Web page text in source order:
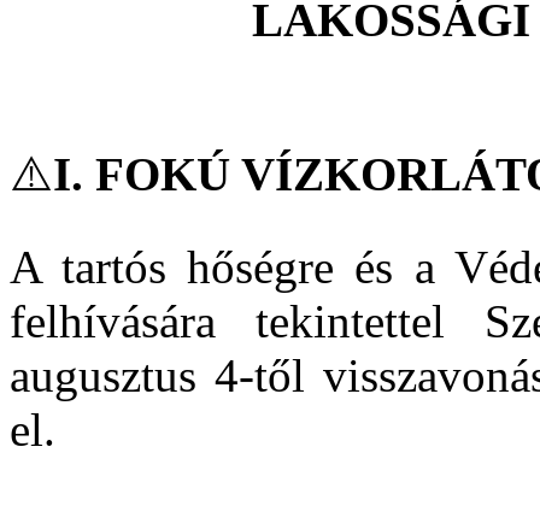
⚠️I. FOKÚ
A tartós hőségre és a
felhívására tekintettel
augusztus 4-től
el.